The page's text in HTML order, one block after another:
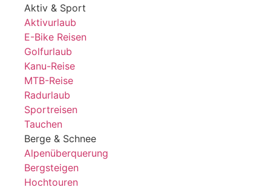
Aktiv & Sport
Aktivurlaub
E-Bike Reisen
Golfurlaub
Kanu-Reise
MTB-Reise
Radurlaub
Sportreisen
Tauchen
Berge & Schnee
Alpenüberquerung
Bergsteigen
Hochtouren